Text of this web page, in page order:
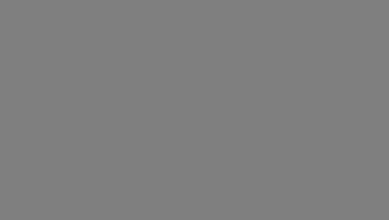
von Farben, Designs und Grössen, um